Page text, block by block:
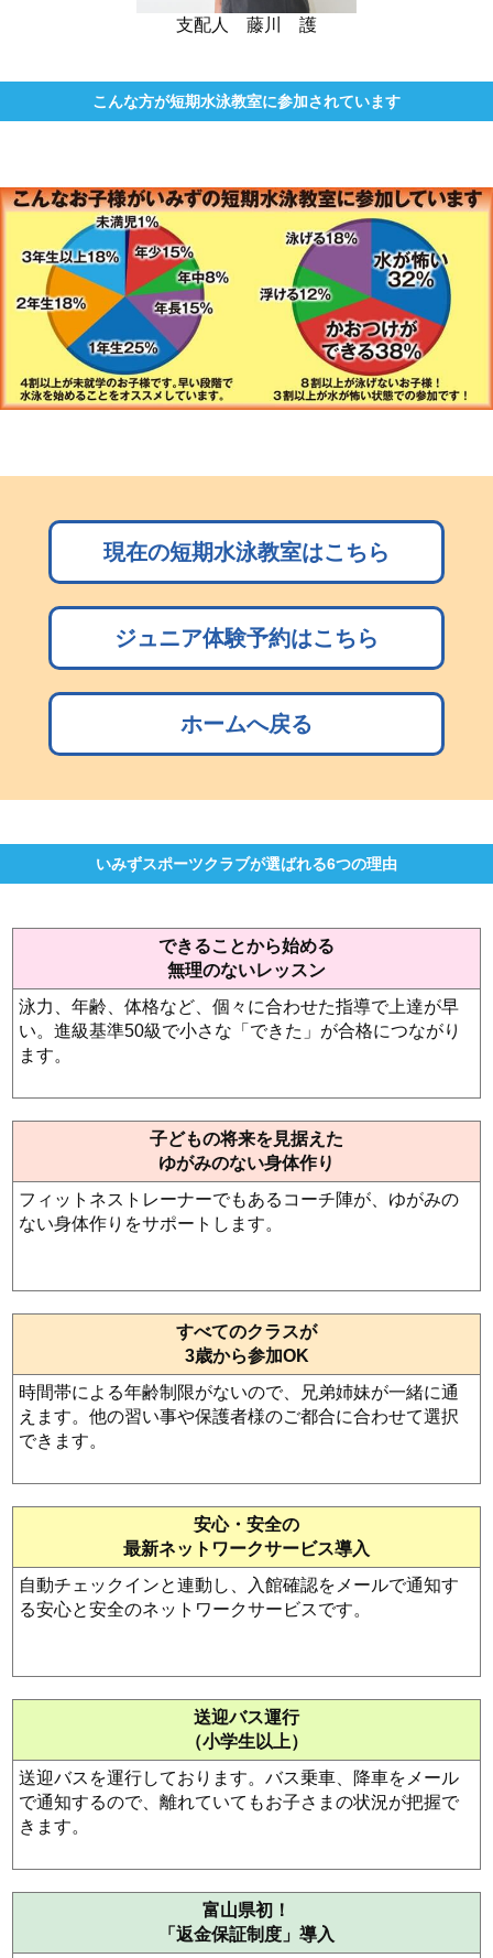
支配人 藤川 護
こんな方が短期水泳教室に参加されています
現在の短期水泳教室はこちら
ジュニア体験予約はこちら
ホームへ戻る
いみずスポーツクラブが選ばれる6つの理由
できることから始める
無理のないレッスン
泳力、年齢、体格など、個々に合わせた指導で上達が早
い。進級基準50級で小さな「できた」が合格につながり
ます。
子どもの将来を見据えた
ゆがみのない身体作り
フィットネストレーナーでもあるコーチ陣が、ゆがみの
ない身体作りをサポートします。
すべてのクラスが
3歳から参加OK
時間帯による年齢制限がないので、兄弟姉妹が一緒に通
えます。他の習い事や保護者様のご都合に合わせて選択
できます。
安心・安全の
最新ネットワークサービス導入
自動チェックインと連動し、入館確認をメールで通知す
る安心と安全のネットワークサービスです。
送迎バス運行
（小学生以上）
送迎バスを運行しております。バス乗車、降車をメール
で通知するので、離れていてもお子さまの状況が把握で
きます。
富山県初！
「返金保証制度」導入